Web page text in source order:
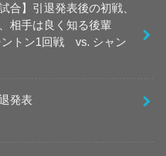
合】引退発表後の初戦、
相手は良く知る後輩
ントン1回戦 vs. シャン
発表